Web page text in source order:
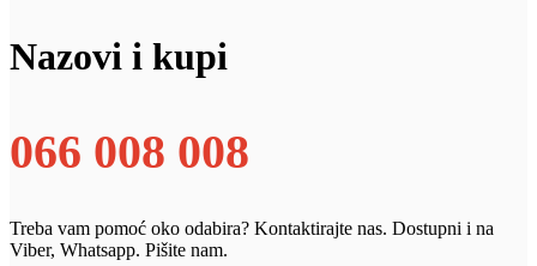
Nazovi i kupi
066 008 008
Treba vam pomoć oko odabira? Kontaktirajte nas. Dostupni i na
Viber, Whatsapp. Pišite nam.